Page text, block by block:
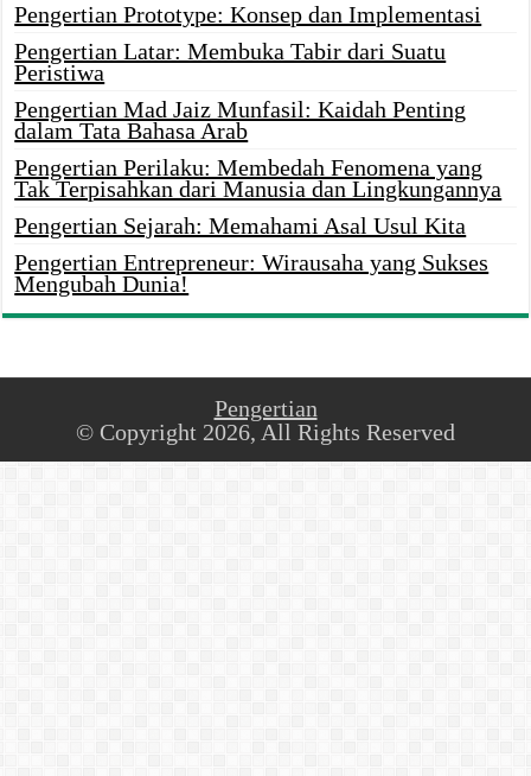
Pengertian Prototype: Konsep dan Implementasi
Pengertian Latar: Membuka Tabir dari Suatu
Peristiwa
Pengertian Mad Jaiz Munfasil: Kaidah Penting
dalam Tata Bahasa Arab
Pengertian Perilaku: Membedah Fenomena yang
Tak Terpisahkan dari Manusia dan Lingkungannya
Pengertian Sejarah: Memahami Asal Usul Kita
Pengertian Entrepreneur: Wirausaha yang Sukses
Mengubah Dunia!
Pengertian
© Copyright 2026, All Rights Reserved